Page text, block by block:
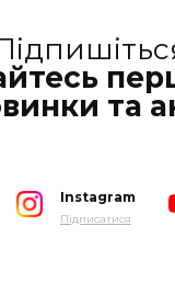
та
Instagram
Підписатися